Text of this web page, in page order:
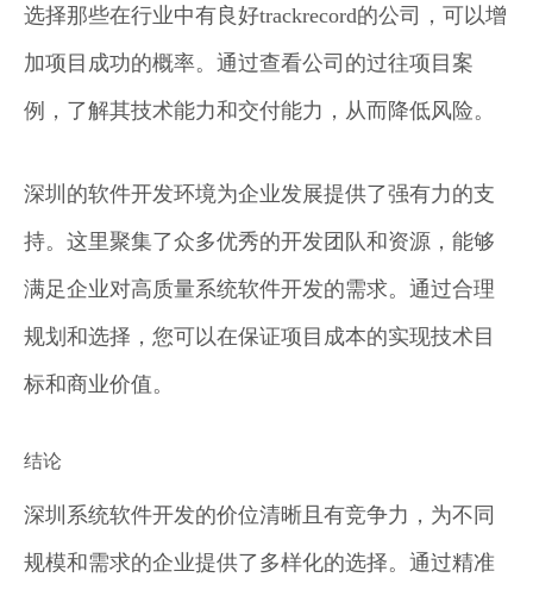
选择那些在行业中有良好trackrecord的公司，可以增
加项目成功的概率。通过查看公司的过往项目案
例，了解其技术能力和交付能力，从而降低风险。
深圳的软件开发环境为企业发展提供了强有力的支
持。这里聚集了众多优秀的开发团队和资源，能够
满足企业对高质量系统软件开发的需求。通过合理
规划和选择，您可以在保证项目成本的实现技术目
标和商业价值。
结论
深圳系统软件开发的价位清晰且有竞争力，为不同
规模和需求的企业提供了多样化的选择。通过精准